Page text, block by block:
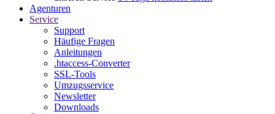
Agenturen
Service
Support
Häufige Fragen
Anleitungen
.htaccess-Converter
SSL-Tools
Umzugsservice
Newsletter
Downloads